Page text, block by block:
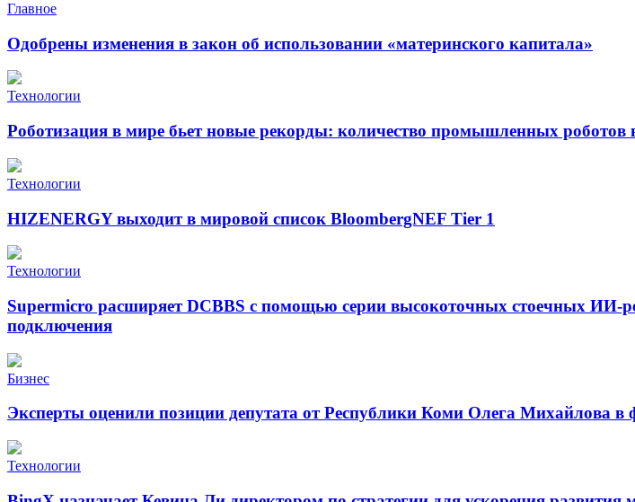
Главное
Одобрены изменения в закон об использовании «материнского капитала»
Технологии
Роботизация в мире бьет новые рекорды: количество промышленных роботов
Технологии
HIZENERGY выходит в мировой список BloombergNEF Tier 1
Технологии
Supermicro расширяет DCBBS с помощью серии высокоточных стоечных ИИ-
подключения
Бизнес
Эксперты оценили позиции депутата от Республики Коми Олега Михайлова в
Технологии